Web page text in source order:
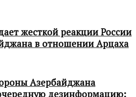
жесткой реакции России
в отношении Арцаха
Азербайджана
дезинформацию: